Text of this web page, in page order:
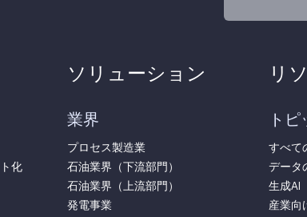
化
ソリューション
業界
プロセス製造業
石油業界（下流部門）
石油業界（上流部門）
発電事業
リ
トピ
すべて
データ
生成AI
産業向